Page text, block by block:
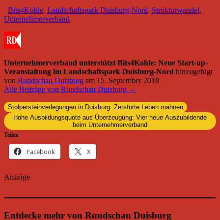
Bits4Kohle, Landschaftspark Duisburg-Nord, Strukturwandel,
Unternehmerverband
Unternehmerverband unterstützt Bits4Kohle: Neue Start-up-
Veranstaltung im Landschaftspark Duisburg-Nord hinzugefügt
von Rundschau Duisburg am 15. September 2018
Alle Beiträge von Rundschau Duisburg →
Stolpersteinverlegungen in Duisburg: Zerstörte Leben mahnen
Hohe Ausbildungsquote aus Überzeugung: Vier neue Auszubildende
beim Unternehmerverband
Teilen
Facebook X
Anzeige
Entdecke mehr von Rundschau Duisburg